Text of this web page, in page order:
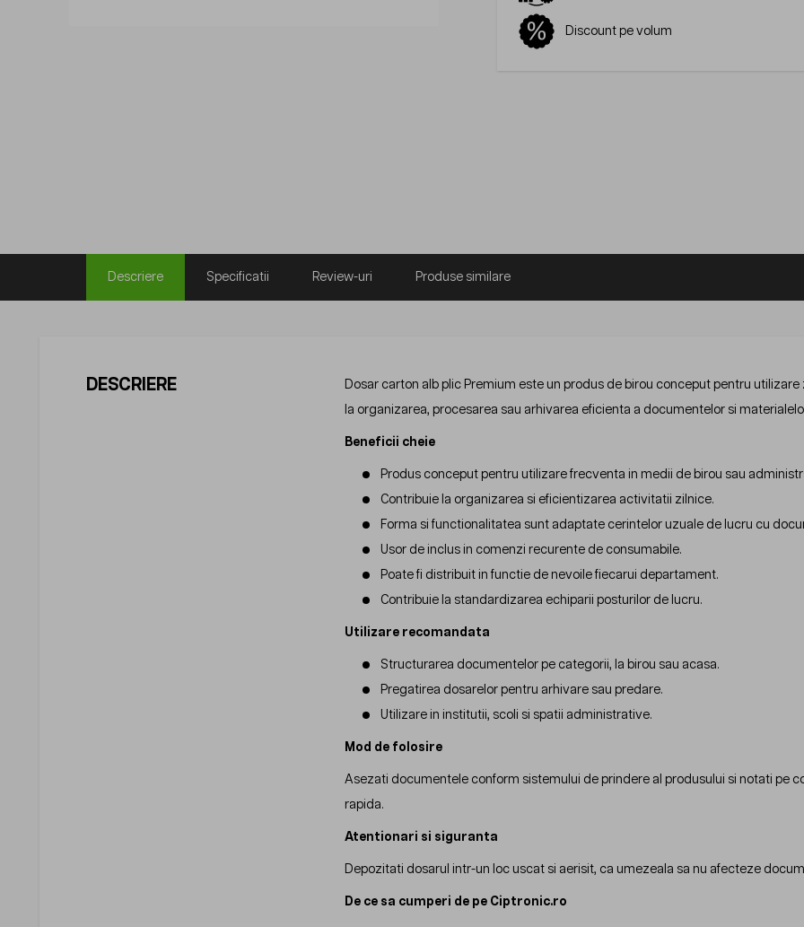
Discount pe volum
Descriere Specificatii Review-uri Produse similare
DESCRIERE
Dosar carton alb plic Premium este un produs de birou conceput pentru
la organizarea, procesarea sau arhivarea eficienta a documentelor si
Beneficii cheie
Produs conceput pentru utilizare frecventa in medii de birou sau
Contribuie la organizarea si eficientizarea activitatii zilnice.
Forma si functionalitatea sunt adaptate cerintelor uzuale de lucru cu
Usor de inclus in comenzi recurente de consumabile.
Poate fi distribuit in functie de nevoile fiecarui departament.
Contribuie la standardizarea echiparii posturilor de lucru.
Utilizare recomandata
Structurarea documentelor pe categorii, la birou sau acasa.
Pregatirea dosarelor pentru arhivare sau predare.
Utilizare in institutii, scoli si spatii administrative.
Mod de folosire
Asezati documentele conform sistemului de prindere al produsului si notati pe
rapida.
Atentionari si siguranta
Depozitati dosarul intr-un loc uscat si aerisit, ca umezeala sa nu afecteze
De ce sa cumperi de pe Ciptronic.ro